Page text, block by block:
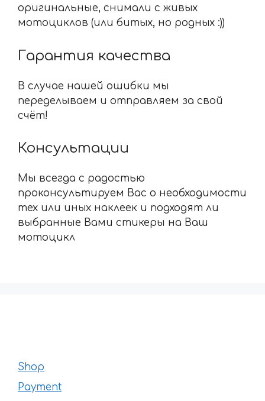
оригинальные, снимали с живых
мотоциклов (или битых, но родных :))
Гарантия качества
В случае нашей ошибки мы
переделываем и отправляем за свой
счёт!
Консультации
Мы всегда с радостью
проконсультируем Вас о необходимости
тех или иных наклеек и подходят ли
выбранные Вами стикеры на Ваш
мотоцикл
Shop
Payment